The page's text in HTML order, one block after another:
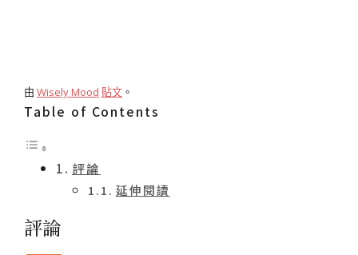
由 Wisely Mood 貼文 。
Table of Contents
評論
延伸閱讀
評論